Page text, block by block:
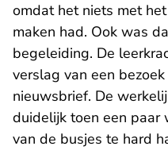
omdat het niets met
maken had. Ook was
begeleiding. De
verslag van een
nieuwsbrief. De
duidelijk toen een paar
van de busjes te hard